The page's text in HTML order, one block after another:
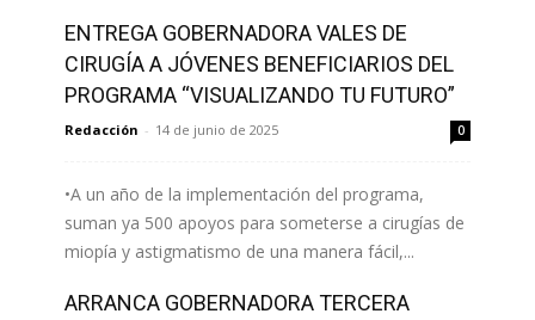
Leer más
ENTREGA GOBERNADORA VALES DE
CIRUGÍA A JÓVENES BENEFICIARIOS DEL
PROGRAMA “VISUALIZANDO TU FUTURO”
Redacción - 14 de junio de 2025 0
•A un año de la implementación del programa,
suman ya 500 apoyos para someterse a cirugías de
miopía y astigmatismo de una manera fácil,...
Leer más
ARRANCA GOBERNADORA TERCERA